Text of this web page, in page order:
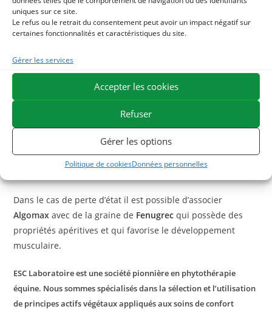
uniques sur ce site.
Le refus ou le retrait du consentement peut avoir un impact négatif sur
certaines fonctionnalités et caractéristiques du site.
Gérer les services
Accepter les cookies
Refuser
Gérer les options
Politique de cookiesDonnées personnelles
l’aide d’une seringue buccale, ce qui peut s’avérer pratique
pour les chevaux vivant en communauté ou ceux qui
prennent leur ration avec difficulté.
Quelle synergie avec Algomax ?
Afin de renforcer son action sur la gestion de l’effort et la
récupération de l’organisme,Algomax
complémentLevure active +.La levure active apporte des
micro-organismes vivants qui renforcent la flore intestinale
et améliorent l’assimilation de la ration. Elle contribue à
une meilleure tolérance des chevaux à l’entraînement.
Dans le cas de perte d’état il est possible d’associer
Algomax avec de la graine de Fenugrec qui possède des
propriétés apéritives et qui favorise le développement
musculaire.
ESC Laboratoire est une société pionnière en phytothérapie
équine. Nous sommes spécialisés dans la sélection et l’utilisation
de principes actifs végétaux appliqués aux soins de confort